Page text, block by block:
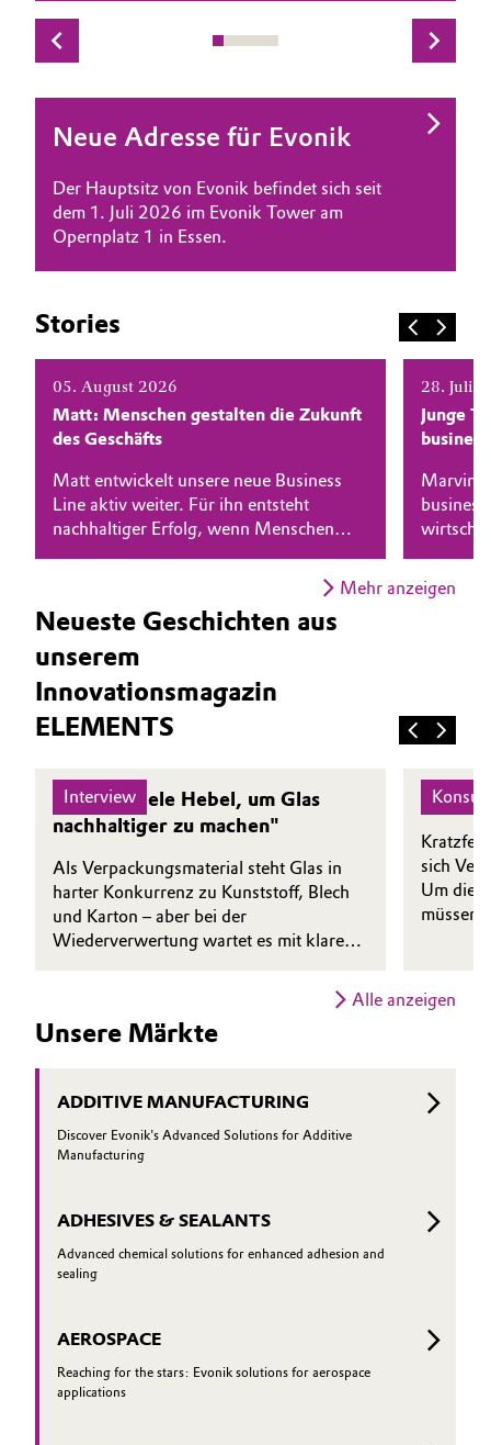
Electronics & Telecommunications
Food & Beverage
Green Hydrogen
Industrial Manufacturing & Machinery
Lubricants & Lubricant Additives
Medical Devices
Metals & Mining
Oil & Gas, Petrochemicals
Plastics & Rubber
Textiles, Leather & Nonwovens
Allgemeine Verkaufs- und Lieferbedingungen
(AVB)
Karriere
Neue Adresse für Evonik
Der Hauptsitz von Evonik befindet sich seit
dem 1. Juli 2026 im Evonik Tower am
Opernplatz 1 in Essen.
Stories
05. August 2026
Matt: Menschen gestalten die Zukunft
des Geschäfts
Matt entwickelt unsere neue Business
Line aktiv weiter. Für ihn entsteht
nachhaltiger Erfolg, wenn Menschen
und Veränderung als Chance nutzen.
28. Juli
Junge
Marvin
seine
echter
Mehr anzeigen
Neueste Geschichten aus
unserem
Innovationsmagazin
ELEMENTS
Interview
"Es gibt viele Hebel, um Glas
nachhaltiger zu machen"
Als Verpackungsmaterial steht Glas in
harter Konkurrenz zu Kunststoff, Blech
und Karton – aber bei der
Wiederverwertung wartet es mit klaren
erklärt, in welchen Anwendungen Glas
Klare
sich
Um
müssen
Alle anzeigen
Unsere Märkte
ADDITIVE MANUFACTURING
Discover Evonik's Advanced Solutions for Additive
Manufacturing
ADHESIVES & SEALANTS
Advanced chemical solutions for enhanced adhesion and
sealing
AEROSPACE
Reaching for the stars: Evonik solutions for aerospace
applications